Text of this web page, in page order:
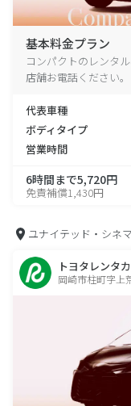
基本料金プラン
コンパクトのレンタ
店舗お電話ください。
代表車種
ボディタイプ
営業時間
6時間まで5,720円
免責補償1,430円
ユナイテッド・シネ
トヨタレンタ
岡崎市柱町字上